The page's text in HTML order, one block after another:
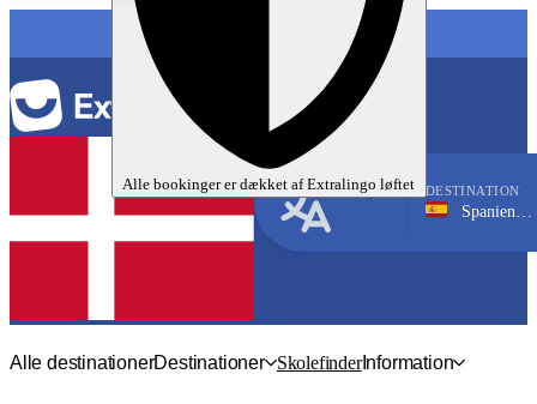
Alle bookinger er dækket afExtralingo løftet DESTINATION
Spanien, Alicante
Alle destinationerDestinationer SkolefinderInformation